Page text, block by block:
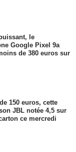
le
Google Pixel 9a
de 380 euros sur
150 euros, cette
JBL notée 4,5 sur
ce mercredi